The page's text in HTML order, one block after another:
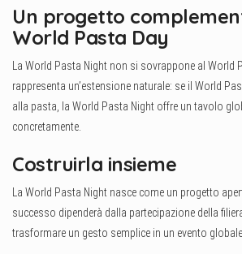
Un progetto
World Pasta Day
La World Pasta Night non si sovrappone al World
rappresenta un’estensione naturale: se il World
alla pasta, la World Pasta Night offre un tavolo
concretamente.
Costruirla insieme
La World Pasta Night nasce come un progetto
successo dipenderà dalla partecipazione della
trasformare un gesto semplice in un evento globale.